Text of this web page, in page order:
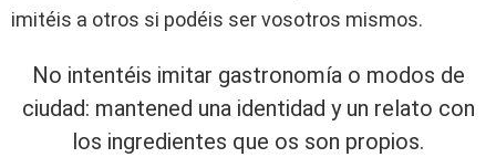
imitéis a otros si podéis ser vosotros mismos.
No intentéis imitar gastronomía o modos de
ciudad: mantened una identidad y un relato con
los ingredientes que os son propios.